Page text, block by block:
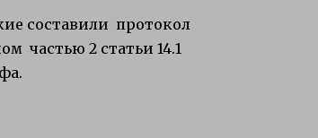
составили протокол
частью 2 статьи 14.1